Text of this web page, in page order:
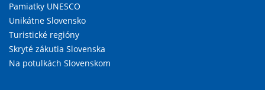
Pamiatky UNESCO
Unikátne Slovensko
Turistické regióny
Skryté zákutia Slovenska
Na potulkách Slovenskom